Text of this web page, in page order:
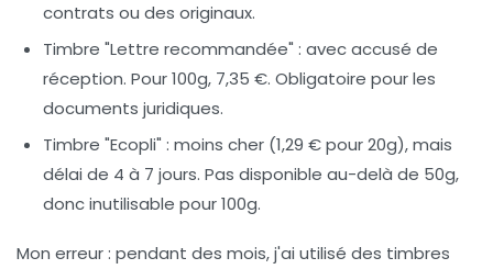
contrats ou des originaux.
Timbre "Lettre recommandée" : avec accusé de
réception. Pour 100g, 7,35 €. Obligatoire pour les
documents juridiques.
Timbre "Ecopli" : moins cher (1,29 € pour 20g), mais
délai de 4 à 7 jours. Pas disponible au-delà de 50g,
donc inutilisable pour 100g.
Mon erreur : pendant des mois, j'ai utilisé des timbres